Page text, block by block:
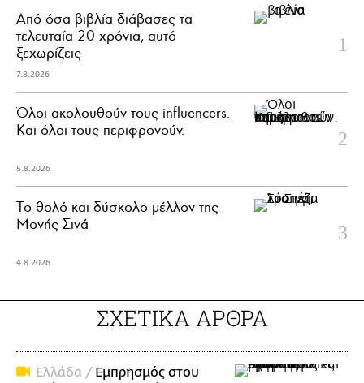
Από όσα βιβλία διάβασες τα
τελευταία 20 χρόνια, αυτό
ξεχωρίζεις
7.8.2026
Όλοι ακολουθούν τους influencers.
Και όλοι τους περιφρονούν.
5.8.2026
Το θολό και δύσκολο μέλλον της
Μονής Σινά
4.8.2026
ΣΧΕΤΙΚΑ ΑΡΘΡΑ
Ελλάδα / Εμπρησμός στου